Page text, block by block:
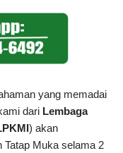
yang memadai
dari Lembaga
) akan
Tatap Muka selama 2